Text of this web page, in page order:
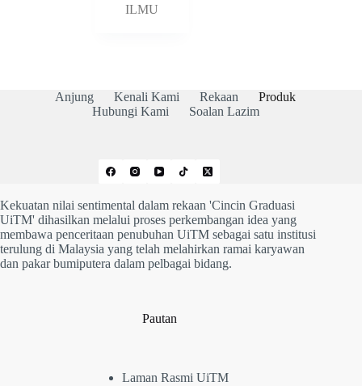
ILMU
Anjung Kenali Kami Rekaan
Produk
Hubungi Kami
Soalan Lazim
Kekuatan nilai sentimental dalam rekaan 'Cincin Graduasi
UiTM' dihasilkan melalui proses perkembangan idea yang
membawa penceritaan penubuhan UiTM sebagai satu institusi
terulung di Malaysia yang telah melahirkan ramai karyawan
dan pakar bumiputera dalam pelbagai bidang.
Pautan
Laman Rasmi UiTM